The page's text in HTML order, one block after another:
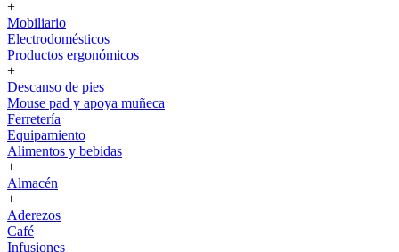
+
Mobiliario
Electrodomésticos
Productos ergonómicos
+
Descanso de pies
Mouse pad y apoya muñeca
Ferretería
Equipamiento
Alimentos y bebidas
+
Almacén
+
Aderezos
Café
Infusiones